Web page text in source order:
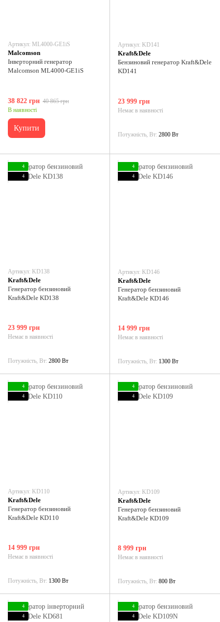
Артикул: ML4000-GE1iS
Malcomson
Інверторний генератор
Malcomson ML4000-GE1iS
38 822 грн 40 865 грн
В наявності
Купити
Артикул: KD141
Kraft&Dele
Бензиновий генератор Kraft&Dele
KD141
23 999 грн
Немає в наявності
Потужність, Вт 2800 Вт
4
4
Артикул: KD138
Kraft&Dele
Генератор бензиновий
Kraft&Dele KD138
23 999 грн
Немає в наявності
Потужність, Вт 2800 Вт
4
4
Артикул: KD146
Kraft&Dele
Генератор бензиновий
Kraft&Dele KD146
14 999 грн
Немає в наявності
Потужність, Вт 1300 Вт
4
4
Артикул: KD110
Kraft&Dele
Генератор бензиновий
Kraft&Dele KD110
14 999 грн
Немає в наявності
Потужність, Вт 1300 Вт
4
4
Артикул: KD109
Kraft&Dele
Генератор бензиновий
Kraft&Dele KD109
8 999 грн
Немає в наявності
Потужність, Вт 800 Вт
4
4
4
4